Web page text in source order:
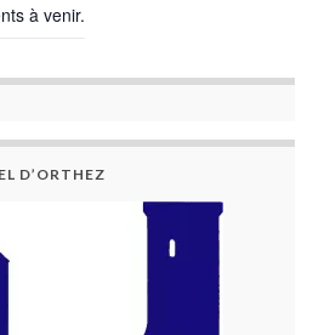
à venir.
D’ORTHEZ